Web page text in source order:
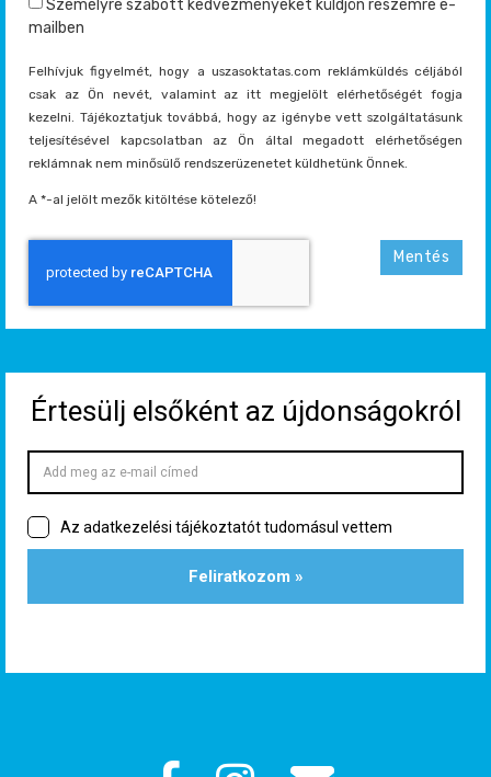
Személyre szabott kedvezményeket küldjön részemre e-
mailben
Felhívjuk figyelmét, hogy a uszasoktatas.com reklámküldés céljából
csak az Ön nevét, valamint az itt megjelölt elérhetőségét fogja
kezelni. Tájékoztatjuk továbbá, hogy az igénybe vett szolgáltatásunk
teljesítésével kapcsolatban az Ön által megadott elérhetőségen
reklámnak nem minősülő rendszerüzenetet küldhetünk Önnek.
A *-al jelölt mezők kitöltése kötelező!
Mentés